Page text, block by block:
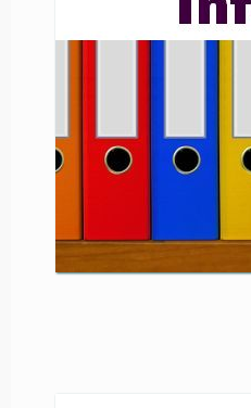
Plutôt que de